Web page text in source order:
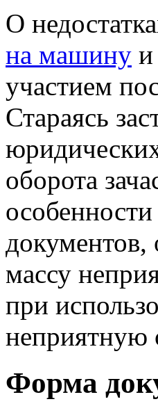
О
на машину и
участием
Стараясь
оборота
документов,
массу
при
неприятную
Форма